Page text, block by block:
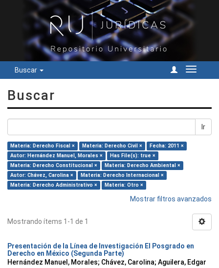
Buscar
Cambiar
Buscar
Ir
Materia: Derecho Fiscal × Materia: Derecho Civil ×
Fecha: 2011 ×
Autor: Hernández Manuel, Morales ×
Has File(s): true ×
Materia: Derecho Constitucional ×
Materia: Derecho Ambiental ×
Autor: Chávez, Carolina ×
Materia: Derecho Internacional ×
Materia: Derecho Administrativo ×
Materia: Otro ×
Mostrar filtros avanzados
Mostrando ítems 1-1 de 1
Presentación de la Línea de Investigación El Posgrado en
Derecho en México (Segunda Parte)
Hernández Manuel, Morales; Chávez, Carolina; Aguilera, Edgar